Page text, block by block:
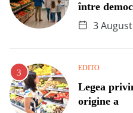
între
3
EDITO
Legea
origine a